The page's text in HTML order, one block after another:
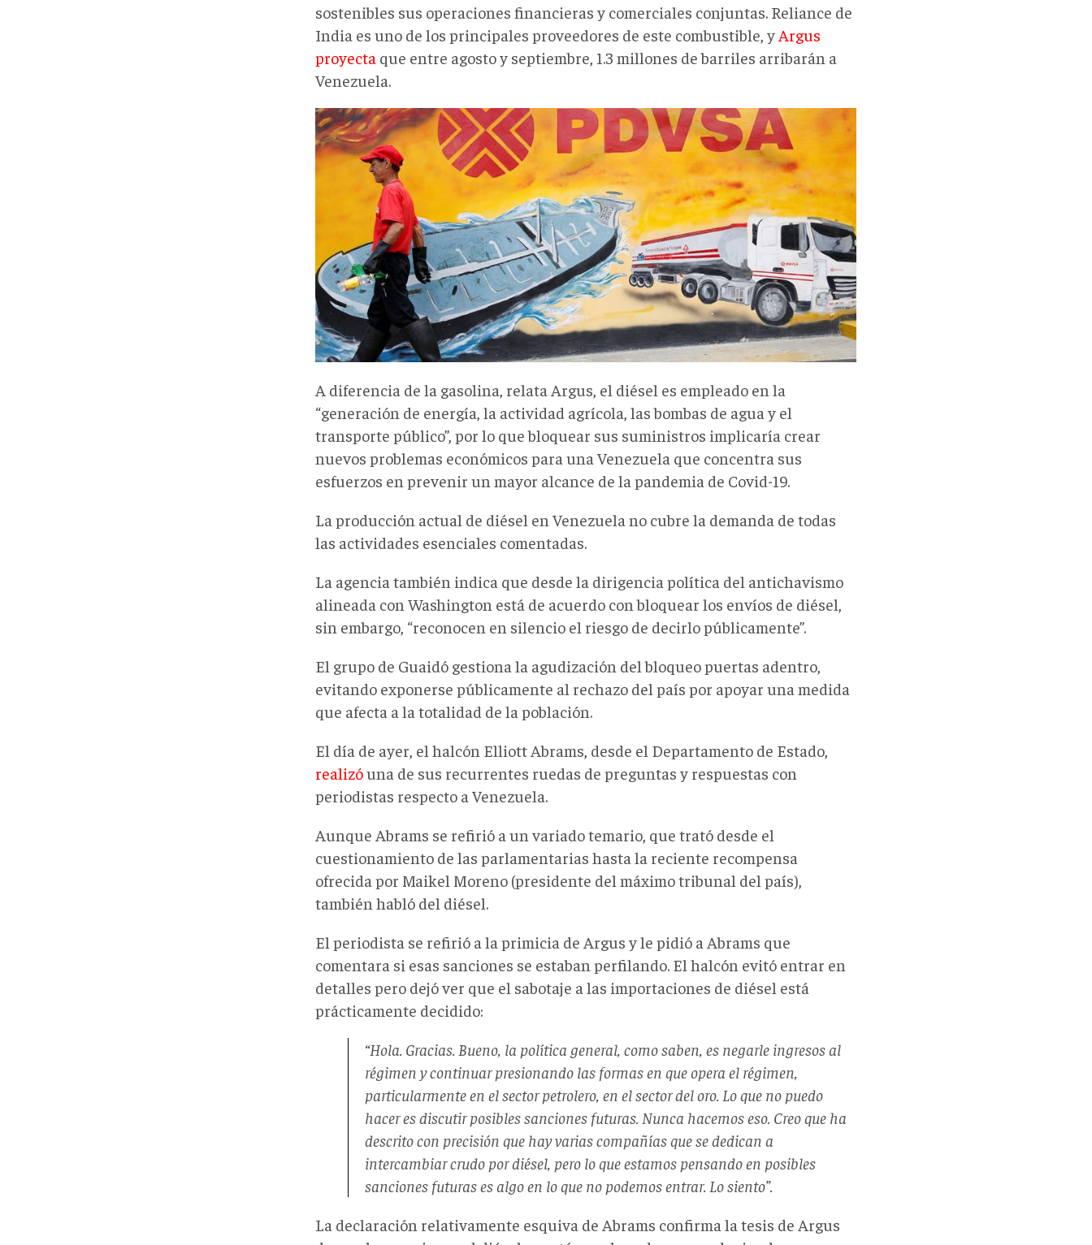
sostenibles sus operaciones financieras y comerciales conjuntas. Reliance de
India es uno de los principales proveedores de este combustible, y Argus
proyecta que entre agosto y septiembre, 1.3 millones de barriles arribarán a
Venezuela.
A diferencia de la gasolina, relata Argus, el diésel es empleado en la
“generación de energía, la actividad agrícola, las bombas de agua y el
transporte público”, por lo que bloquear sus suministros implicaría crear
nuevos problemas económicos para una Venezuela que concentra sus
esfuerzos en prevenir un mayor alcance de la pandemia de Covid-19.
La producción actual de diésel en Venezuela no cubre la demanda de todas
las actividades esenciales comentadas.
La agencia también indica que desde la dirigencia política del antichavismo
alineada con Washington está de acuerdo con bloquear los envíos de diésel,
sin embargo, “reconocen en silencio el riesgo de decirlo públicamente”.
El grupo de Guaidó gestiona la agudización del bloqueo puertas adentro,
evitando exponerse públicamente al rechazo del país por apoyar una medida
que afecta a la totalidad de la población.
El día de ayer, el halcón Elliott Abrams, desde el Departamento de Estado,
realizóuna de sus recurrentes ruedas de preguntas y respuestas con
periodistas respecto a Venezuela.
Aunque Abrams se refirió a un variado temario, que trató desde el
cuestionamiento de las parlamentarias hasta la reciente recompensa
ofrecida por Maikel Moreno (presidente del máximo tribunal del país),
también habló del diésel.
El periodista se refirió a la primicia de Argus y le pidió a Abrams que
comentara si esas sanciones se estaban perfilando. El halcón evitó entrar en
detalles pero dejó ver que el sabotaje a las importaciones de diésel está
prácticamente decidido:
“Hola. Gracias. Bueno, la política general, como saben, es negarle ingresos al
régimen y continuar presionando las formas en que opera el régimen,
particularmente en el sector petrolero, en el sector del oro. Lo que no puedo
hacer es discutir posibles sanciones futuras. Nunca hacemos eso. Creo que ha
descrito con precisión que hay varias compañías que se dedican a
intercambiar crudo por diésel, pero lo que estamos pensando en posibles
sanciones futuras es algo en lo que no podemos entrar. Lo siento”.
La declaración relativamente esquiva de Abrams confirma la tesis de Argus